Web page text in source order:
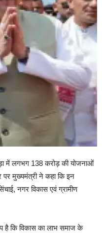
में लगभग 138 करोड़ की योजनाओं
पर मुख्यमंत्री ने कहा कि इन
नगर विकास एवं ग्रामीण
है कि विकास का लाभ समाज के